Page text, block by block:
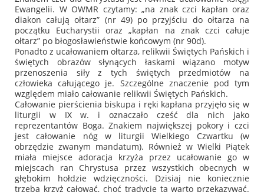
Ewangelii. W OWMR czytamy: „na znak czci kapłan oraz
diakon całują ołtarz” (nr 49) po przyjściu do ołtarza na
początku Eucharystii oraz„kapłan na znak czci całuje
ołtarz” po błogosławieństwie końcowym (nr 90d).
Ponadto z ucałowaniem ołtarza, relikwii Świętych Pańskich i
świętych obrazów słynących łaskami wiązano motyw
przenoszenia siły z tych świętych przedmiotów na
człowieka całującego je. Szczególne znaczenie pod tym
względem miało całowanie relikwii Świętych Pańskich.
Całowanie pierścienia biskupa i ręki kapłana przyjęło się w
liturgii w IX w. i oznaczało cześć dla nich jako
reprezentantów Boga. Znakiem największej pokory i czci
jest całowanie nóg w liturgii Wielkiego Czwartku (w
obrzędzie zwanym mandatum). Również w Wielki Piątek
miała miejsce adoracja krzyża przez ucałowanie go w
miejscach ran Chrystusa przez wszystkich obecnych w
głębokim hołdzie wdzięczności. Dzisiaj nie koniecznie
trzeba krzyż całować, choć tradycję tą warto przekazywać.